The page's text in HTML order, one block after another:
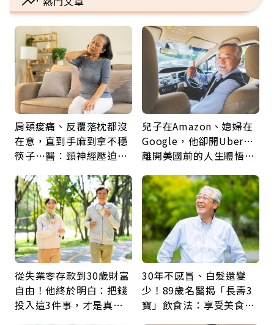
肩頸痠痛、反覆落枕都沒
在意，直到手麻到拿不穩
筷子…醫：頸神經壓迫上
鍵
兒子在Amazon、媳婦在
Google，他卻開Uber…
離開美國前的人生體悟：
從失業零存款到30歲財富
自由！他終於明白：把錢
投入這3件事，才是真正
30年不感冒、白髮還變
少！89歲名醫揭「長壽3
寶」飲食法：享受美食不